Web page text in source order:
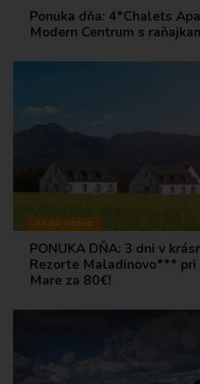
Ponuka dňa: 4*Chalets
Modern Centrum s
TIP NA VÍKEND
PONUKA DŇA: 3 dni v
Rezorte Maladinovo*** pri
Mare za 80€!